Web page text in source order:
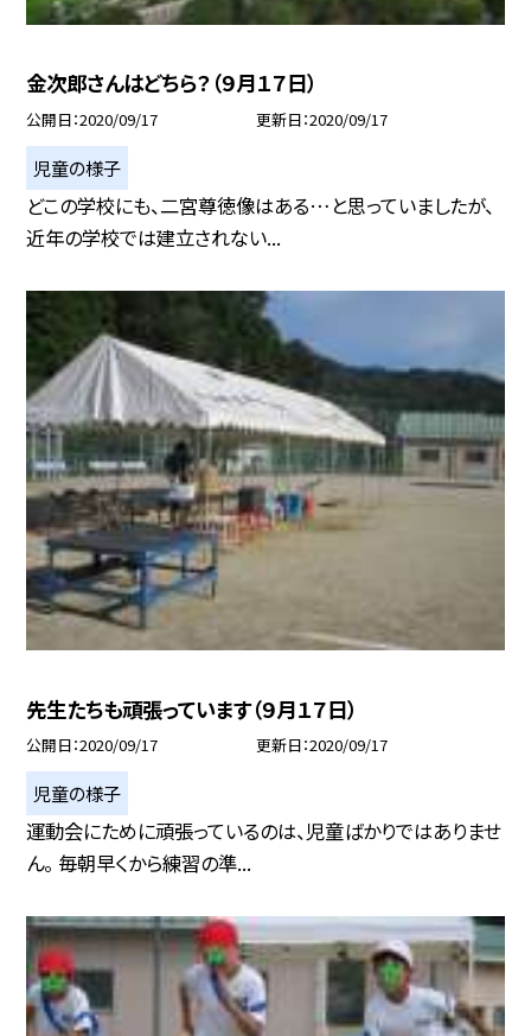
金次郎さんはどちら？（９月１７日）
公開日 2020/09/17 更新日 2020/09/17
児童の様子
どこの学校にも、二宮尊徳像はある…と思っていましたが、
近年の学校では建立されない...
先生たちも頑張っています（９月１７日）
公開日 2020/09/17 更新日 2020/09/17
児童の様子
運動会にために頑張っているのは、児童ばかりではありませ
ん。 毎朝早くから練習の準...